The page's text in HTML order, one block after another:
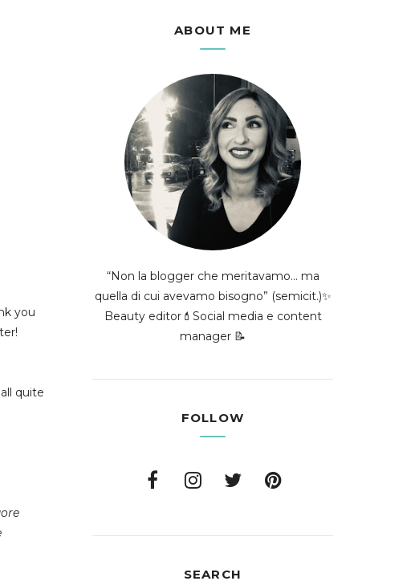
you
quite
ABOUT ME
“Non la blogger che meritavamo... ma
quella di cui avevamo bisogno” (semicit.)✨
Beauty editor💄Social media e content
manager 📝
FOLLOW
SEARCH